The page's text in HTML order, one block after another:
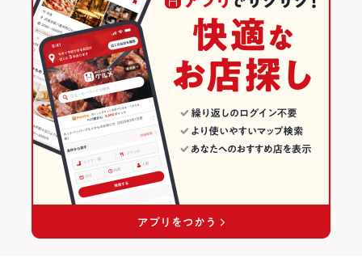
その他
飲み放題
あり ：単品飲み放題1650円・各種お得な飲み放題付きコースを
ご用意いたしております。
食べ放題
なし ：食べ放題はございませんが、四季折々の味を存分に楽し
める宴会コースは2時間飲み放題付3,980円～ございます
カクテル充実、焼酎充実、日本酒充実、ワイン充実
お子様連れOK ：ベビーカーの入店も受付けております。お気
軽にスタッフまで。各種個室ございます。
グパーティ
結婚式二次会・女子会・合コン・接待など、各種宴会もご相談
新宿 × 創作料理
新宿 × 和風
新宿駅 × 創作料理
新宿駅 × 和風
東京 × 和風
東京 × 創作料理
東京 × 和風
新宿西口のグルメランキング
新宿西口の居酒屋ランキング